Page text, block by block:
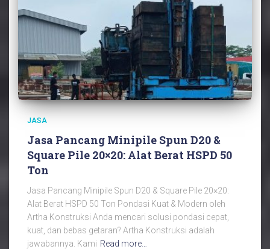
JASA
Jasa Pancang Minipile Spun D20 &
Square Pile 20×20: Alat Berat HSPD 50
Ton
Jasa Pancang Minipile Spun D20 & Square Pile 20×20:
Alat Berat HSPD 50 Ton Pondasi Kuat & Modern oleh
Artha Konstruksi Anda mencari solusi pondasi cepat,
kuat, dan bebas getaran? Artha Konstruksi adalah
jawabannya. Kami Read more…